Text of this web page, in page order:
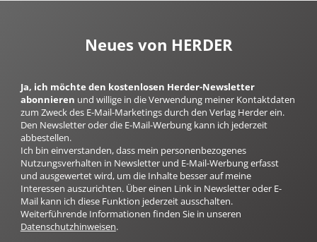
Neues von HERDER
Ja, ich möchte den kostenlosen Herder-Newsletter
abonnieren und willige in die Verwendung meiner Kontaktdaten
zum Zweck des E-Mail-Marketings durch den Verlag Herder ein.
Den Newsletter oder die E-Mail-Werbung kann ich jederzeit
abbestellen.
Ich bin einverstanden, dass mein personenbezogenes
Nutzungsverhalten in Newsletter und E-Mail-Werbung erfasst
und ausgewertet wird, um die Inhalte besser auf meine
Interessen auszurichten. Über einen Link in Newsletter oder E-
Mail kann ich diese Funktion jederzeit ausschalten.
Weiterführende Informationen finden Sie in unseren
Datenschutzhinweisen.